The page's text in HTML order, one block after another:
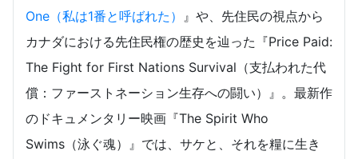
One（私は1番と呼ばれた） 』や、先住民の視点から
カナダにおける先住民権の歴史を辿った『Price Paid:
The Fight for First Nations Survival（支払われた代
償：ファーストネーション生存への闘い）』。最新作
のドキュメンタリー映画『The Spirit Who
Swims（泳ぐ魂）』では、サケと、それを糧に生き